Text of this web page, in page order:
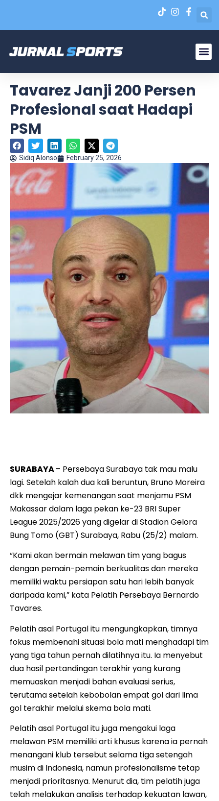
Tavarez Janji 200 Persen
Profesional saat Hadapi
PSM
Sidiq Alonso February 25, 2026
SURABAYA– Persebaya Surabaya tak mau malu
lagi. Setelah kalah dua kali beruntun, Bruno Moreira
dkk mengejar kemenangan saat menjamu PSM
Makassar dalam laga pekan ke-23 BRI Super
League 2025/2026 yang digelar di Stadion Gelora
Bung Tomo (GBT) Surabaya, Rabu (25/2) malam.
“Kami akan bermain melawan tim yang bagus
dengan pemain-pemain berkualitas dan mereka
memiliki waktu persiapan satu hari lebih banyak
daripada kami,” kata Pelatih Persebaya Bernardo
Tavares.
Pelatih asal Portugal itu mengungkapkan, timnya
fokus membenahi situasi bola mati menghadapi tim
yang tiga tahun pernah dilatihnya itu. Ia menyebut
dua hasil pertandingan terakhir yang kurang
memuaskan menjadi bahan evaluasi serius,
terutama setelah kebobolan empat gol dari lima
gol terakhir melalui skema bola mati.
Pelatih asal Portugal itu juga mengakui laga
melawan PSM memiliki arti khusus karena ia pernah
menangani klub tersebut selama tiga setengah
musim di Indonesia, namun profesionalisme tetap
menjadi prioritasnya. Menurut dia, tim pelatih juga
telah melakukan analisis terhadap kekuatan lawan,